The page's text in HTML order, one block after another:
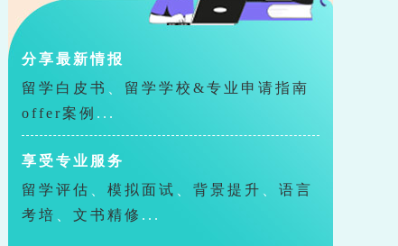
分享最新情报
留学白皮书
留学学校&专业申请指南
offer案例 ...
享受专业服务
留学评估
模拟面试 背景提升
语言
考培
文书精修 ...